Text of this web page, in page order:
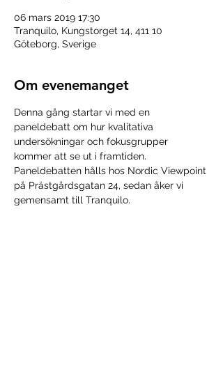
06 mars 2019 17:30
Tranquilo, Kungstorget 14, 411 10
Göteborg, Sverige
Om evenemanget
Denna gång startar vi med en
paneldebatt om hur kvalitativa
undersökningar och fokusgrupper
kommer att se ut i framtiden.
Paneldebatten hålls hos Nordic Viewpoint
på Prästgårdsgatan 24, sedan åker vi
gemensamt till Tranquilo.